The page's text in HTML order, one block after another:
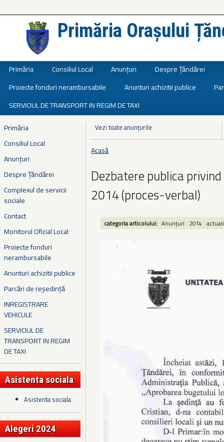
Primăria Orașului
Primăria Consiliul Local Anunțuri Despre Țăndărei
Proiecte fonduri nerambursabile
Anunturi achizitii publice
SERVICIUL DE TRANSPORT IN REGIM DE TAXI
Primăria
Consiliul Local
Anunțuri
Despre Țăndărei
Complexul de servicii
sociale
Contact
Monitorul Oficial Local
Proiecte fonduri
nerambursabile
Anunturi achizitii publice
Parcări de reședință
INREGISTRARE
VEHICULE
SERVICIUL DE
TRANSPORT IN REGIM
DE TAXI
Asistenta sociala
Asistenta sociala
Alegeri 2024
Vezi toate anunțurile
Eşti aici
Acasă
Dezbatere publica
2014 (proces-verbal)
categoria articolului: Anunțuri 2014